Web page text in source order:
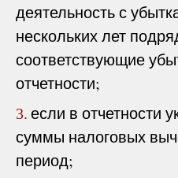
деятельность с
нескольких лет
соответствующие
отчетности;
3. если в отчетности
суммы налоговых
период;